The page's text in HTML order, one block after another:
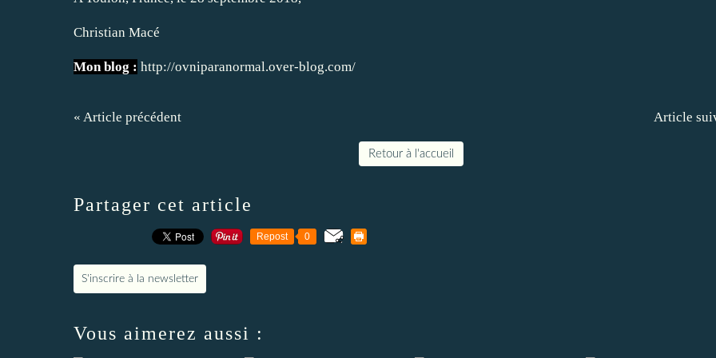
Christian Macé
Mon blog : http://ovniparanormal.over-blog.com/
« Article précédent Article
Retour à l'accueil
Partager cet article
Repost 0
S'inscrire à la newsletter
Vous aimerez aussi :